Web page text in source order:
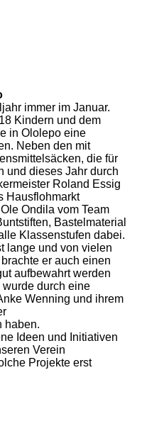
immer im Januar.
Kindern und dem
in Ololepo eine
Neben den mit
die für
und dieses Jahr durch
Roland Essig
Hausflohmarkt
Ondila vom Team
Bastelmaterial
Klassenstufen dabei.
lange und von vielen
er auch einen
aufbewahrt werden
wurde durch eine
Wenning und ihrem
haben.
Ideen und Initiativen
Verein
Projekte erst